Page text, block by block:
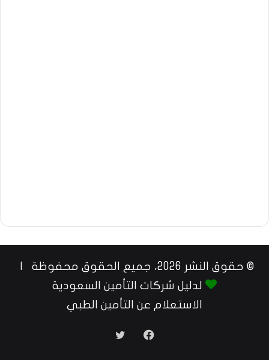
© حقوق النشر 2026، جميع الحقوق محفوظة |
لدليل شركات التأمين السعودية
الاستعلام عن التأمين الطبي
فيسبوك